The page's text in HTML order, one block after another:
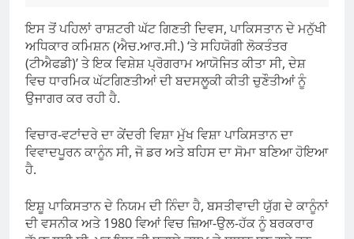
ਇਸ ਤੋਂ ਪਹਿਲਾਂ ਰਾਸ਼ਟਰੀ ਘੱਟ ਗਿਣਤੀ ਦਿਵਸ, ਪਾਕਿਸਤਾਨ ਦੇ ਮਨੁੱਖੀ
ਅਧਿਕਾਰ ਕਮਿਸ਼ਨ (ਐਚ.ਆਰ.ਸੀ.) ‘ਤੇ ਸਹਿਯੋਗੀ ਲੋਕਤੰਤਰ
(ਟੀਐਫਡੀ)’ ਤੇ ਇਕ ਵਿਸ਼ੇਸ਼ ਪ੍ਰੋਗਰਾਮ ਆਯੋਜਿਤ ਕੀਤਾ ਸੀ, ਦੇਸ਼
ਵਿਚ ਧਾਰਮਿਕ ਘੱਟਗਿਣਤੀਆਂ ਦੀ ਬਦਸਲੂਕੀ ਕੀਤੀ ਚੁਣੌਤੀਆਂ ਨੂੰ
ਉਜਾਗਰ ਕਰ ਰਹੀ ਹੈ.
ਵਿਚਾਰ-ਵਟਾਂਦਰੇ ਦਾ ਕੇਂਦਰੀ ਵਿਸ਼ਾ ਮੁੱਖ ਵਿਸ਼ਾ ਪਾਕਿਸਤਾਨ ਦਾ
ਵਿਵਾਦਪੂਰਨ ਕਾਨੂੰਨ ਸੀ, ਜੋ ਡਰ ਅਤੇ ਬਹਿਸ ਦਾ ਸੋਮਾ ਬਣਿਆ ਹੋਇਆ
ਹੈ.
ਇਸ਼ੂ ਪਾਕਿਸਤਾਨ ਦੇ ਨਿਯਮ ਦੀ ਨਿੰਦਾ ਹੈ, ਬਸਤੀਵਾਦੀ ਯੁੱਗ ਦੇ ਕਾਨੂੰਨਾਂ
ਦੀ ਵਸਨੀਕ ਅਤੇ 1980 ਵਿਆਂ ਵਿਚ ਜ਼ਿਆ-ਉਲ-ਹੱਕ ਨੂੰ ਬਰਕਰਾਰ